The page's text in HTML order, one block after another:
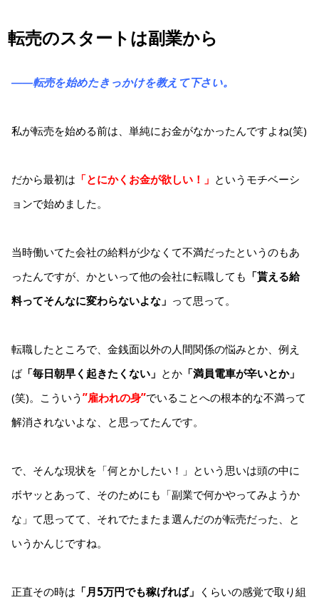
転売のスタートは副業から
――転売を始めたきっかけを教えて下さい。
私が転売を始める前は、単純にお金がなかったんですよね(笑)
だから最初は 「とにかくお金が欲しい！」 というモチベーシ
ョンで始めました。
当時働いてた会社の給料が少なくて不満だったというのもあ
ったんですが、かといって他の会社に転職しても 「貰える給
料ってそんなに変わらないよな」 って思って。
転職したところで、金銭面以外の人間関係の悩みとか、例え
ば「毎日朝早く起きたくない」 とか「満員電車が辛いとか」
(笑)。こういう ”雇われの身”でいることへの根本的な不満って
解消されないよな、と思ってたんです。
で、そんな現状を「何とかしたい！」という思いは頭の中に
ボヤッとあって、そのためにも「副業で何かやってみようか
な」て思ってて、それでたまたま選んだのが転売だった、と
いうかんじですね。
正直その時は 「月5万円でも稼げれば」 くらいの感覚で取り組